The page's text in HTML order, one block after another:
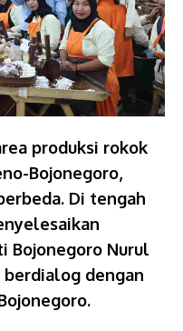
produksi rokok
Bojonegoro,
Di tengah
Bojonegoro Nurul
berdialog dengan